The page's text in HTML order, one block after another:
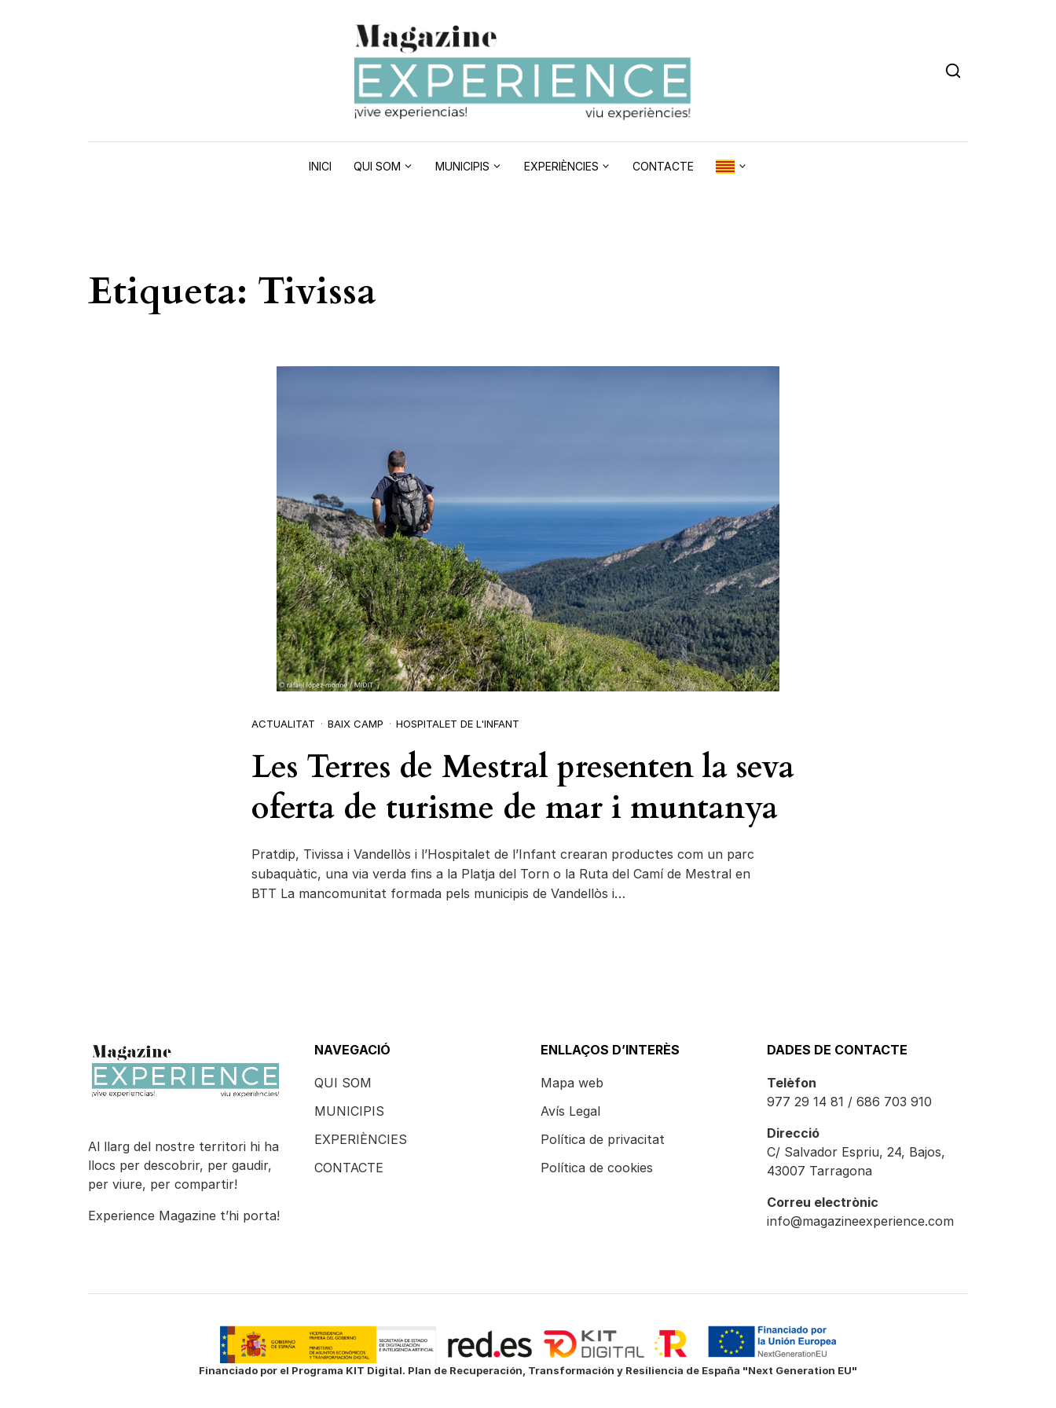
INICI QUI SOM MUNICIPIS EXPERIÈNCIES CONTACTE
Etiqueta: Tivissa
ACTUALITAT BAIX CAMP HOSPITALET DE L'INFANT
Les Terres de Mestral presenten la seva
oferta de turisme de mar i muntanya
Pratdip, Tivissa i Vandellòs i l’Hospitalet de l’Infant crearan productes com un parc
subaquàtic, una via verda fins a la Platja del Torn o la Ruta del Camí de Mestral en
BTT La mancomunitat formada pels municipis de Vandellòs i…
Al llarg del nostre territori hi ha
llocs per descobrir, per gaudir,
per viure, per compartir!
Experience Magazine t’hi porta!
NAVEGACIÓ
QUI SOM
MUNICIPIS
EXPERIÈNCIES
CONTACTE
ENLLAÇOS D’INTERÈS
Mapa web
Avís Legal
Política de privacitat
Política de cookies
DADES DE CONTACTE
Telèfon
977 29 14 81 / 686 703 910
Direcció
C/ Salvador Espriu, 24, Bajos,
43007 Tarragona
Correu electrònic
info@magazineexperience.com
Financiado por el Programa KIT Digital. Plan de Recuperación, Transformación y Resiliencia de España "Next Generation EU"